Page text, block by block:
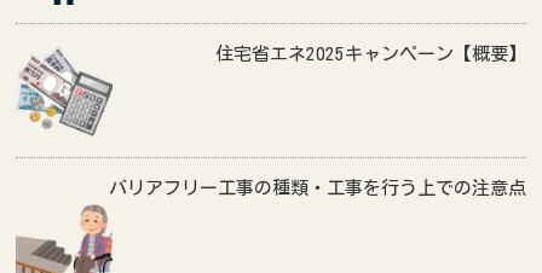
住宅省エネ2025キャンペーン【概要】
バリアフリー工事の種類・工事を行う上での注意点